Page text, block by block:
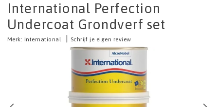
International Perfection
Undercoat Grondverf set
Merk: International Schrijf je eigen review